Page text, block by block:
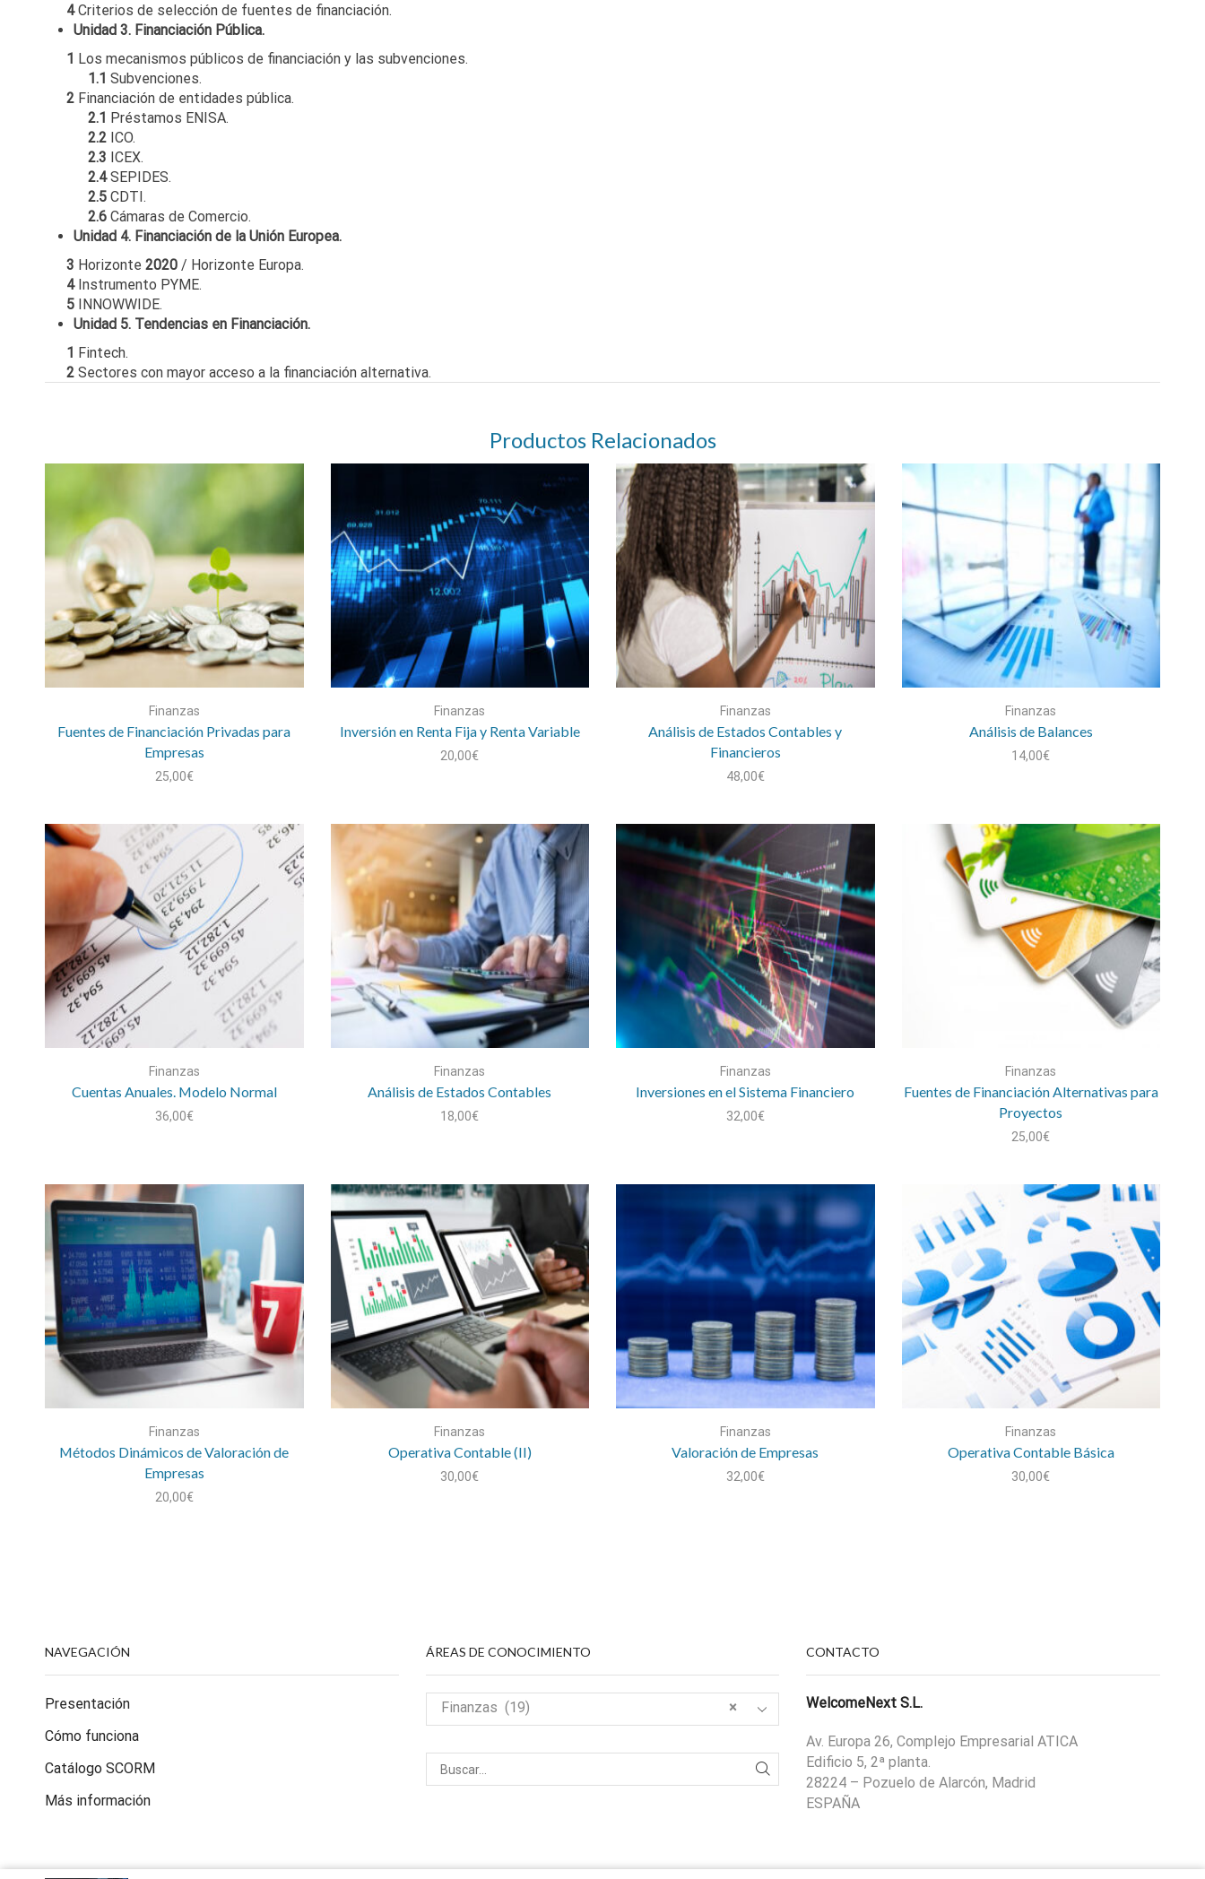
4Criterios de selección de fuentes de financiación.
Unidad 3. Financiación Pública.
1 Los mecanismos públicos de financiación y las subvenciones.
1.1 Subvenciones.
2Financiación de entidades pública.
2.1 Préstamos ENISA.
2.2ICO.
2.3 ICEX.
2.4SEPIDES.
2.5CDTI.
2.6Cámaras de Comercio.
Unidad 4. Financiación de la Unión Europea.
3 Horizonte 2020/ Horizonte Europa.
4Instrumento PYME.
5INNOWWIDE.
Unidad 5. Tendencias en Financiación.
1 Fintech.
2Sectores con mayor acceso a la financiación alternativa.
Productos Relacionados
Finanzas
Fuentes de Financiación Privadas para
Empresas
25,00€
Finanzas
Inversión en Renta Fija y Renta Variable
20,00€
Finanzas
Análisis de Estados Contables y
Financieros
48,00€
Finanzas
Análisis de Balances
14,00€
Finanzas
Cuentas Anuales. Modelo Normal
36,00€
Finanzas
Análisis de Estados Contables
18,00€
Finanzas
Inversiones en el Sistema Financiero
32,00€
Finanzas
Fuentes de Financiación Alternativas para
Proyectos
25,00€
Finanzas
Métodos Dinámicos de Valoración de
Empresas
20,00€
Finanzas
Operativa Contable (II)
30,00€
Finanzas
Valoración de Empresas
32,00€
Finanzas
Operativa Contable Básica
30,00€
NAVEGACIÓN
Presentación
Cómo funciona
Catálogo SCORM
Más información
ÁREAS DE CONOCIMIENTO
×
Finanzas (19)
CONTACTO
WelcomeNext S.L.
Av. Europa 26, Complejo Empresarial ATICA
Edificio 5, 2ª planta.
28224 – Pozuelo de Alarcón, Madrid
ESPAÑA